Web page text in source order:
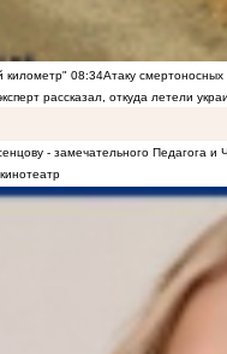
километр" 08:34Атаку
рассказал, откуда летели
- замечательного Педагога и